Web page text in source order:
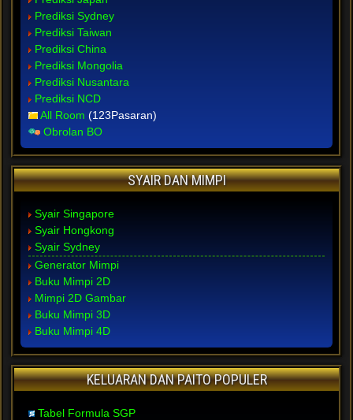
Prediksi Sydney
Prediksi Taiwan
Prediksi China
Prediksi Mongolia
Prediksi Nusantara
Prediksi NCD
All Room (123Pasaran)
Obrolan BO
SYAIR DAN MIMPI
Syair Singapore
Syair Hongkong
Syair Sydney
Generator Mimpi
Buku Mimpi 2D
Mimpi 2D Gambar
Buku Mimpi 3D
Buku Mimpi 4D
KELUARAN DAN PAITO POPULER
Tabel Formula SGP